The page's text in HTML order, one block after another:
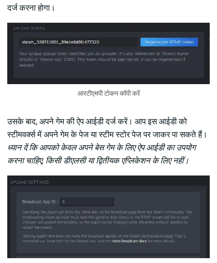
दर्ज करना होगा।
आरटीएमपी टोकन कॉपी करें
उसके बाद, अपने गेम की ऐप आईडी दर्ज करें। आप इस आईडी को
स्टीमवर्क्स में अपने गेम के पेज या स्टीम स्टोर पेज पर जाकर पा सकते हैं।
ध्यान दें कि आपको केवल अपने बेस गेम के लिए ऐप आईडी का उपयोग
करना चाहिए, किसी डीएलसी या द्वितीयक एप्लिकेशन के लिए नहीं।